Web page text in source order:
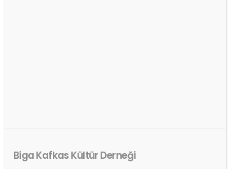
Biga Kafkas Kültür Derneği